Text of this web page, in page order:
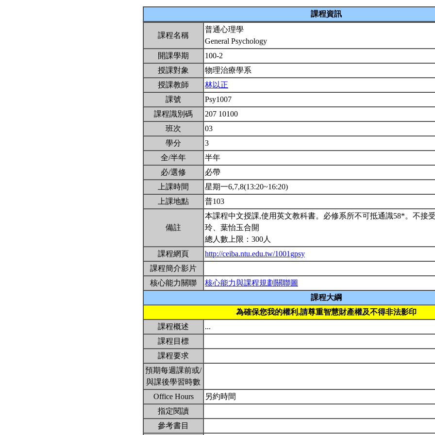
課程資訊
課程名稱
普通心理學
General Psychology
開課學期
100-2
授課對象
物理治療學系
授課教師
林以正
課號
Psy1007
課程識別碼
207 10100
班次
03
學分
3
全/半年
半年
必/選修
必帶
上課時間
星期一6,7,8(13:20~16:20)
上課地點
普103
備註
本課程中文授課,使用英文教科書。必修系所不可抵通識58*。不接
玲、葉怡玉合開
總人數上限：300人
課程網頁
http://ceiba.ntu.edu.tw/1001gpsy
課程簡介影片
核心能力關聯
核心能力與課程規劃關聯圖
課程大綱
為確保您我的權利,請尊重智慧財產權及不得非法影印
課程概述
...
課程目標
課程要求
預期每週課前或/
與課後學習時數
Office Hours
另約時間
指定閱讀
參考書目